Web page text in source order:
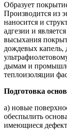
Образует
Производится из
наносится и
адгезии и
высыхания
дождевых капель,
дымам и
теплоизоляции
Подготовка
а) новые
обеспылить
имеющиеся